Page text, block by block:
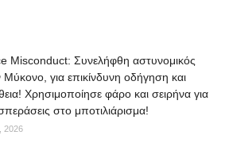
Misconduct: Συνελήφθη αστυνομικός
Μύκονο, για επικίνδυνη οδήγηση και
Χρησιμοποίησε φάρο και σειρήνα για
στο μποτιλιάρισμα!
2026